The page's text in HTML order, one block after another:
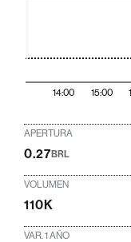
14:00 15:00
APERTURA
0.27BRL
VOLUMEN
110K
VAR. 1 AÑO